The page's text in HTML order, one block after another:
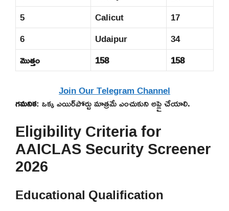
5
Calicut
17
6
Udaipur
34
మొత్తం
158
158
Join Our Telegram Channel
గమనిక: ఒక్క ఎయిర్‌పోర్టు మాత్రమే ఎంచుకుని అప్లై చేయాలి.
Eligibility Criteria for
AAICLAS Security Screener
2026
Educational Qualification